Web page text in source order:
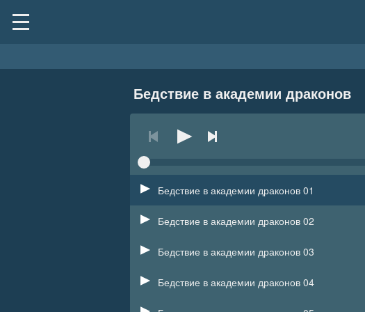
Бедствие в академии драконов
Бедствие в академии драконов 01
Бедствие в академии драконов 02
Бедствие в академии драконов 03
Бедствие в академии драконов 04